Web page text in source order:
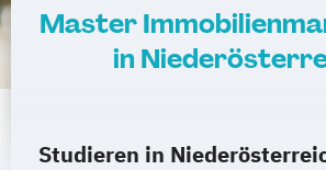
Projektentwicklung
Fire Safety Management
Führungskommunikation
Master
in
Studieren in